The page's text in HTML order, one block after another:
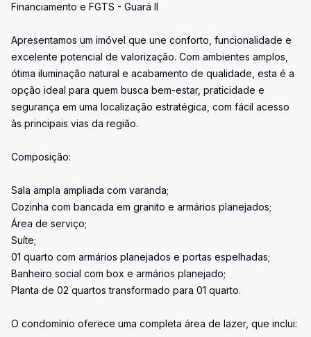
Financiamento e FGTS - Guará II
Apresentamos um imóvel que une conforto, funcionalidade e
excelente potencial de valorização. Com ambientes amplos,
ótima iluminação natural e acabamento de qualidade, esta é a
opção ideal para quem busca bem-estar, praticidade e
segurança em uma localização estratégica, com fácil acesso
às principais vias da região.
Composição:
Sala ampla ampliada com varanda;
Cozinha com bancada em granito e armários planejados;
Área de serviço;
Suíte;
01 quarto com armários planejados e portas espelhadas;
Banheiro social com box e armários planejado;
Planta de 02 quartos transformado para 01 quarto.
O condomínio oferece uma completa área de lazer, que inclui: